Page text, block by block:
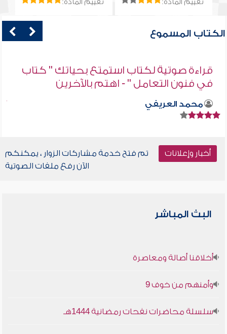
تقييم المادة: تقييم المادة:
الكتاب المسموع
قراءة صوتية لكتاب استمتع بحياتك " كتاب
في فنون التعامل " - اهتم بالآخرين
محمد العريفي
أخبار وإعلانات
تم فتح خدمة مشاركات الزوار ، يمكنكم
الآن رفع ملفات الصوتية
البث المباشر
أخلاقنا أصالة ومعاصرة
وأمنهم من خوف 9
سلسلة محاضرات نفحات رمضانية 1444هـ